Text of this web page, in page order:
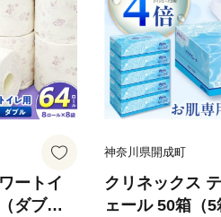
ートイ
ダブ
神奈川県開成町
クリネックス
ェール 50箱（5